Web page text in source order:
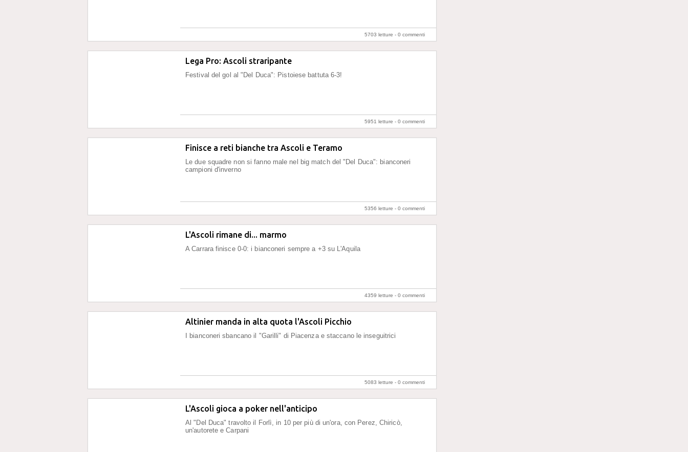
5703 letture - 0 commenti
Lega Pro: Ascoli straripante
Festival del gol al "Del Duca": Pistoiese battuta 6-3!
5951 letture - 0 commenti
Finisce a reti bianche tra Ascoli e Teramo
Le due squadre non si fanno male nel big match del "Del Duca": bianconeri
campioni d'inverno
5356 letture - 0 commenti
L'Ascoli rimane di... marmo
A Carrara finisce 0-0: i bianconeri sempre a +3 su L'Aquila
4359 letture - 0 commenti
Altinier manda in alta quota l'Ascoli Picchio
I bianconeri sbancano il "Garilli" di Piacenza e staccano le inseguitrici
5083 letture - 0 commenti
L'Ascoli gioca a poker nell'anticipo
Al "Del Duca" travolto il Forlì, in 10 per più di un'ora, con Perez, Chiricò,
un'autorete e Carpani